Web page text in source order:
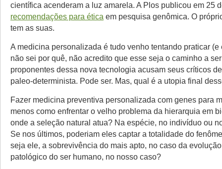
científica acenderam a luz amarela. A Plos publicou em 25
recomendações para ética em pesquisa genômica. O
tem as suas.
A medicina personalizada é tudo venho tentando praticar (e
não sei por quê, não acredito que esse seja o caminho a
proponentes dessa nova tecnologia acusam seus críticos
paleo-determinista. Pode ser. Mas, qual é a utopia final
Fazer medicina preventiva personalizada com genes para
menos como enfrentar o velho problema da hierarquia em
onde a seleção natural atua? Na espécie, no indivíduo ou
Se nos últimos, poderiam eles captar a totalidade do
seja ele, a sobrevivência do mais apto, no caso da
patológico do ser humano, no nosso caso?